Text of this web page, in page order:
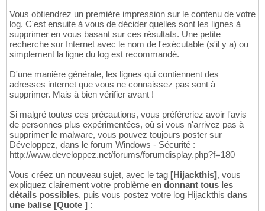
Vous obtiendrez un première impression sur le contenu de votre
log. C'est ensuite à vous de décider quelles sont les lignes à
supprimer en vous basant sur ces résultats. Une petite
recherche sur Internet avec le nom de l'exécutable (s'il y a) ou
simplement la ligne du log est recommandé.
D'une manière générale, les lignes qui contiennent des
adresses internet que vous ne connaissez pas sont à
supprimer. Mais à bien vérifier avant !
Si malgré toutes ces précautions, vous préféreriez avoir l'avis
de personnes plus expérimentées, où si vous n'arrivez pas à
supprimer le malware, vous pouvez toujours poster sur
Développez, dans le forum Windows - Sécurité :
http://www.developpez.net/forums/forumdisplay.php?f=180
Vous créez un nouveau sujet, avec le tag [Hijackthis], vous
expliquez clairement votre problème en donnant tous les
détails possibles, puis vous postez votre log Hijackthis dans
une balise [Quote ] :